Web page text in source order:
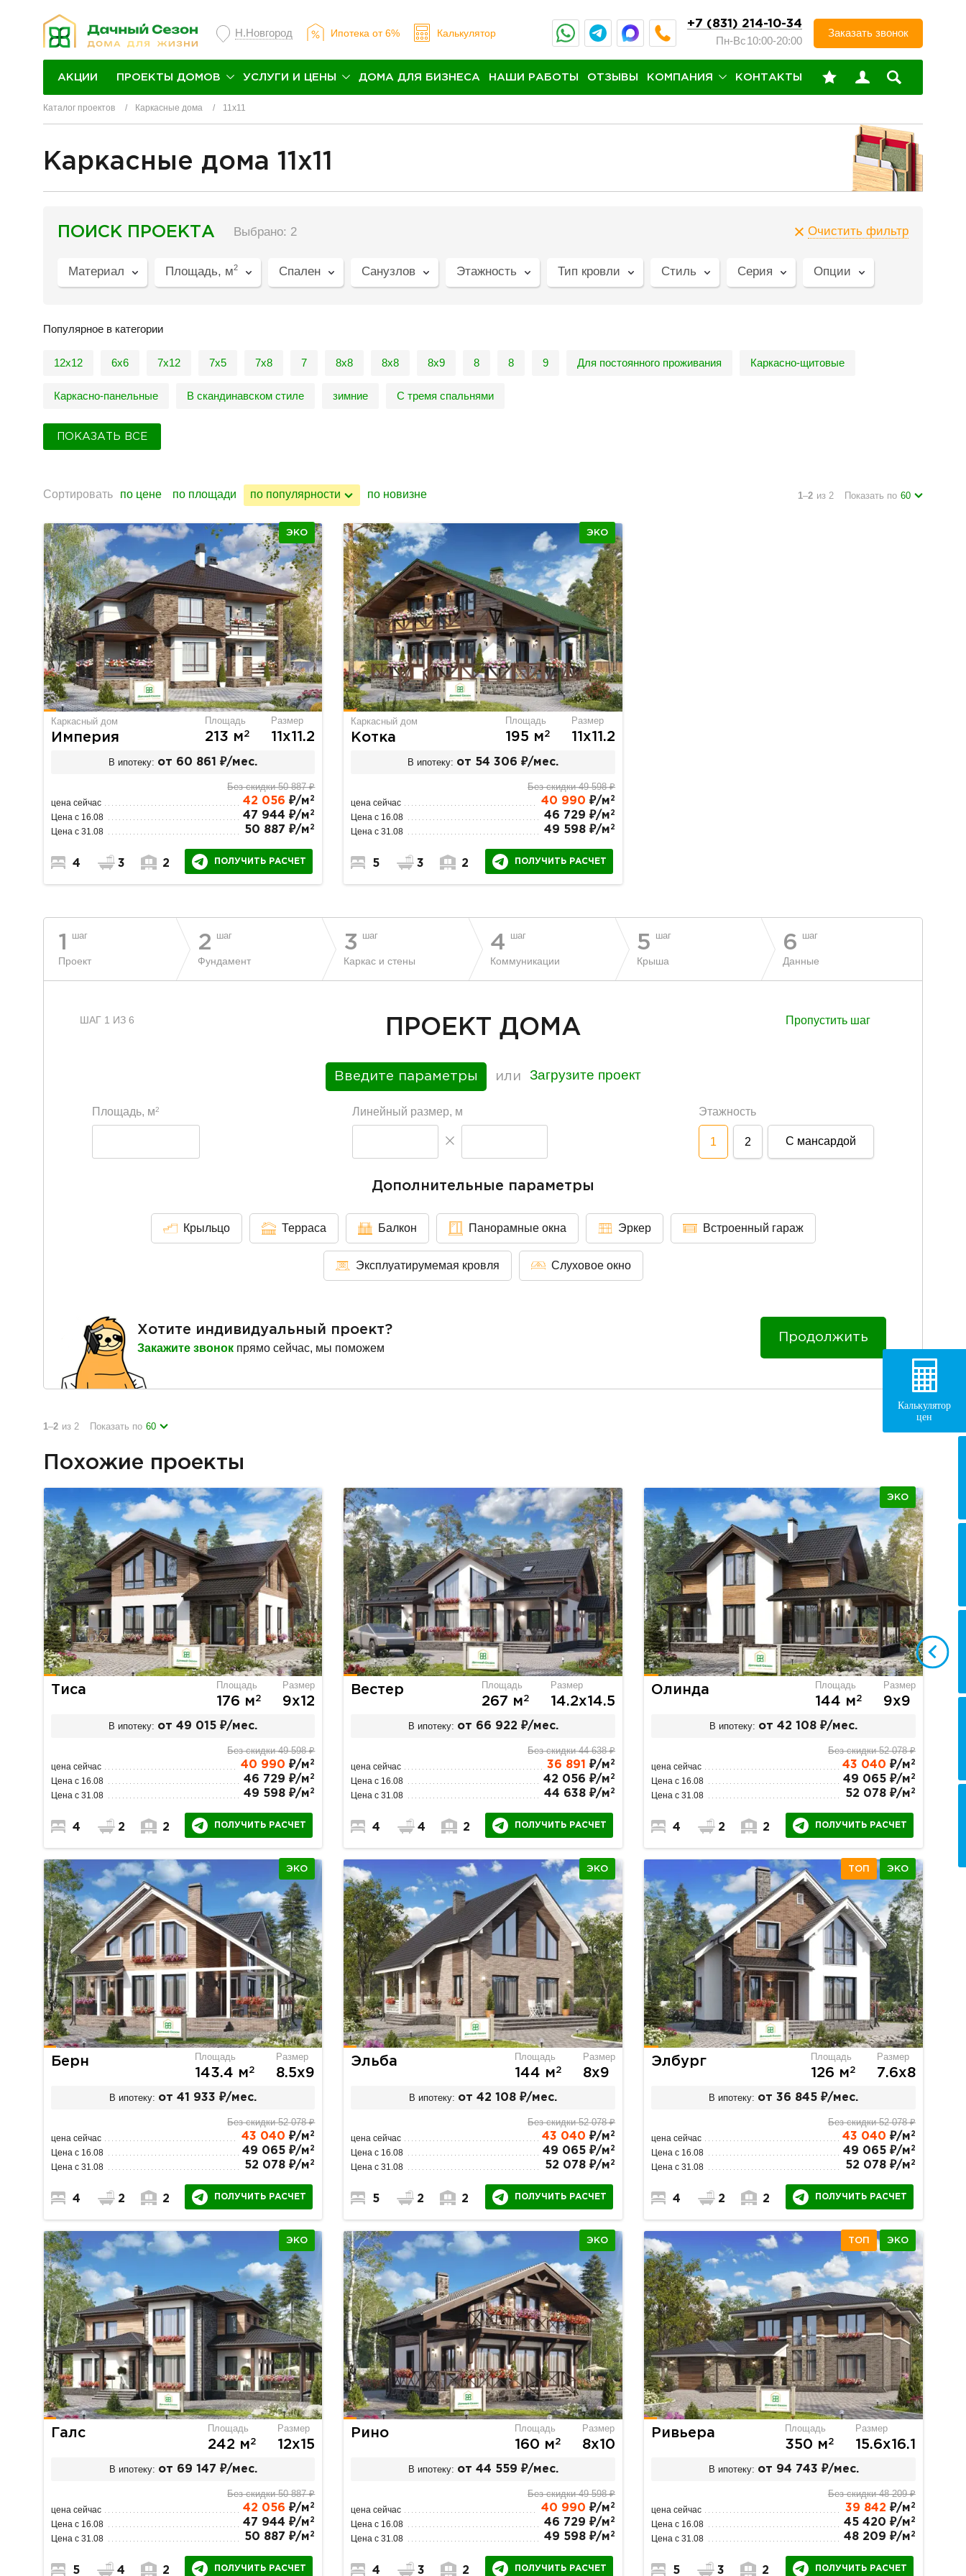
Н.Новгород Ипотека от 6% Калькулятор
+7 (831) 214-10-34
Пн-Вс10:00-20:00
Заказать звонок
АКЦИИ ПРОЕКТЫ ДОМОВ УСЛУГИ И ЦЕНЫ ДОМА ДЛЯ БИЗНЕСА НАШИ РАБОТЫ ОТЗЫВЫ КОМПАНИЯ КОНТАКТЫ
Каталог проектов Каркасные дома 11х11
Каркасные дома 11х11
ПОИСК ПРОЕКТА Выбрано: 2 Очистить фильтр
Материал Площадь, м2 Спален Санузлов Этажность Тип кровли Стиль Серия Опции
Популярное в категории
12x12 6x6 7x12 7x5 7х8 7 8x8 8х8 8х9 8 8 9 Для постоянного проживания Каркасно-щитовые
Каркасно-панельные В скандинавском стиле зимние С тремя спальнями
ПОКАЗАТЬ ВСЕ
Сортировать по цене по площади по популярности по новизне 1–2 из 2 Показать по 60
ЭКО
Каркасный дом
Империя
Площадь
213 м2
Размер
11х11.2
В ипотеку: от 60 861 ₽/мес.
Без скидки 50 887 ₽
цена сейчас 42 056 ₽/м 2
Цена с 16.08 47 944 ₽/м 2
Цена с 31.08 50 887 ₽/м 2
4 3 2 ПОЛУЧИТЬ РАСЧЕТ
ЭКО
Каркасный дом
Котка
Площадь
195 м2
Размер
11х11.2
В ипотеку: от 54 306 ₽/мес.
Без скидки 49 598 ₽
цена сейчас 40 990 ₽/м 2
Цена с 16.08 46 729 ₽/м 2
Цена с 31.08 49 598 ₽/м 2
5 3 2 ПОЛУЧИТЬ РАСЧЕТ
1 шаг
Проект
2 шаг
Фундамент
3 шаг
Каркас и стены
4 шаг
Коммуникации
5 шаг
Крыша
6 шаг
Данные
ШАГ 1 ИЗ 6 ПРОЕКТ ДОМА Пропустить шаг
Введите параметры или Загрузите проект
Площадь, м2 Линейный размер, м Этажность
1 2 С мансардой
Дополнительные параметры
Крыльцо Терраса Балкон Панорамные окна Эркер Встроенный гараж
Эксплуатирумемая кровля Слуховое окно
Хотите индивидуальный проект?
Закажите звонок прямо сейчас, мы поможем
Продолжить
1–2 из 2 Показать по 60
Похожие проекты
Тиса Площадь
176 м2
Размер
9х12
В ипотеку: от 49 015 ₽/мес.
Без скидки 49 598 ₽
цена сейчас 40 990 ₽/м 2
Цена с 16.08 46 729 ₽/м 2
Цена с 31.08 49 598 ₽/м 2
4 2 2 ПОЛУЧИТЬ РАСЧЕТ
Вестер Площадь
267 м2
Размер
14.2х14.5
В ипотеку: от 66 922 ₽/мес.
Без скидки 44 638 ₽
цена сейчас 36 891 ₽/м 2
Цена с 16.08 42 056 ₽/м 2
Цена с 31.08 44 638 ₽/м 2
4 4 2 ПОЛУЧИТЬ РАСЧЕТ
ЭКО
Олинда Площадь
144 м2
Размер
9х9
В ипотеку: от 42 108 ₽/мес.
Без скидки 52 078 ₽
цена сейчас 43 040 ₽/м 2
Цена с 16.08 49 065 ₽/м 2
Цена с 31.08 52 078 ₽/м 2
4 2 2 ПОЛУЧИТЬ РАСЧЕТ
ЭКО
Берн Площадь
143.4 м2
Размер
8.5х9
В ипотеку: от 41 933 ₽/мес.
Без скидки 52 078 ₽
цена сейчас 43 040 ₽/м 2
Цена с 16.08 49 065 ₽/м 2
Цена с 31.08 52 078 ₽/м 2
4 2 2 ПОЛУЧИТЬ РАСЧЕТ
ЭКО
Эльба Площадь
144 м2
Размер
8х9
В ипотеку: от 42 108 ₽/мес.
Без скидки 52 078 ₽
цена сейчас 43 040 ₽/м 2
Цена с 16.08 49 065 ₽/м 2
Цена с 31.08 52 078 ₽/м 2
5 2 2 ПОЛУЧИТЬ РАСЧЕТ
ТОП ЭКО
Элбург Площадь
126 м2
Размер
7.6х8
В ипотеку: от 36 845 ₽/мес.
Без скидки 52 078 ₽
цена сейчас 43 040 ₽/м 2
Цена с 16.08 49 065 ₽/м 2
Цена с 31.08 52 078 ₽/м 2
4 2 2 ПОЛУЧИТЬ РАСЧЕТ
ЭКО
Галс Площадь
242 м2
Размер
12х15
В ипотеку: от 69 147 ₽/мес.
Без скидки 50 887 ₽
цена сейчас 42 056 ₽/м 2
Цена с 16.08 47 944 ₽/м 2
Цена с 31.08 50 887 ₽/м 2
5 4 2 ПОЛУЧИТЬ РАСЧЕТ
ЭКО
Рино Площадь
160 м2
Размер
8х10
В ипотеку: от 44 559 ₽/мес.
Без скидки 49 598 ₽
цена сейчас 40 990 ₽/м 2
Цена с 16.08 46 729 ₽/м 2
Цена с 31.08 49 598 ₽/м 2
4 3 2 ПОЛУЧИТЬ РАСЧЕТ
ТОП ЭКО
Ривьера Площадь
350 м2
Размер
15.6х16.1
В ипотеку: от 94 743 ₽/мес.
Без скидки 48 209 ₽
цена сейчас 39 842 ₽/м 2
Цена с 16.08 45 420 ₽/м 2
Цена с 31.08 48 209 ₽/м 2
5 3 2 ПОЛУЧИТЬ РАСЧЕТ
Калькулятор
цен